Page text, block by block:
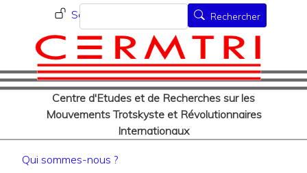
au
contenu
principal
Menu du compte de
Se connecter
Centre d'Etudes et de Recherches sur les
Mouvements Trotskyste et Révolutionnaires
Internationaux
Rechercher Rechercher
Navigation principale
Qui sommes-nous ?